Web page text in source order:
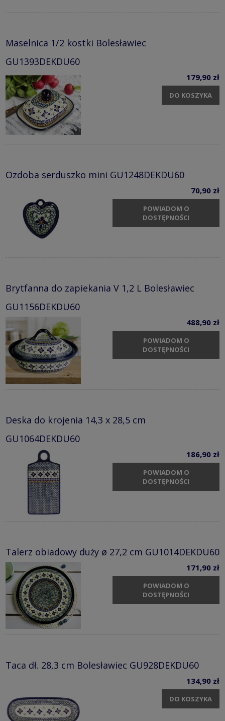
Maselnica 1/2 kostki Bolesławiec
GU1393DEKDU60
179,90 zł
DO KOSZYKA
Ozdoba serduszko mini GU1248DEKDU60
70,90 zł
POWIADOM O
DOSTĘPNOŚCI
Brytfanna do zapiekania V 1,2 L Bolesławiec
GU1156DEKDU60
488,90 zł
POWIADOM O
DOSTĘPNOŚCI
Deska do krojenia 14,3 x 28,5 cm
GU1064DEKDU60
186,90 zł
POWIADOM O
DOSTĘPNOŚCI
Talerz obiadowy duży ø 27,2 cm GU1014DEKDU60
171,90 zł
POWIADOM O
DOSTĘPNOŚCI
Taca dł. 28,3 cm Bolesławiec GU928DEKDU60
134,90 zł
DO KOSZYKA